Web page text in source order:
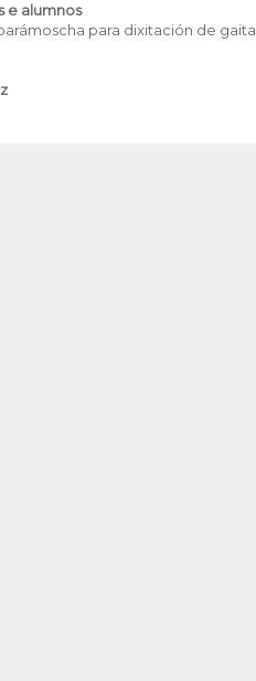
e alumnos
para dixitación de gaita